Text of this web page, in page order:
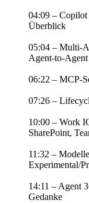
04:09 – Copilot
Überblick
05:04 –
Agent‑to‑Agent
06:22 – MCP-
07:26 –
10:00 – Work
SharePoint,
11:32 –
Experimental/
14:11 – Agent
Gedanke